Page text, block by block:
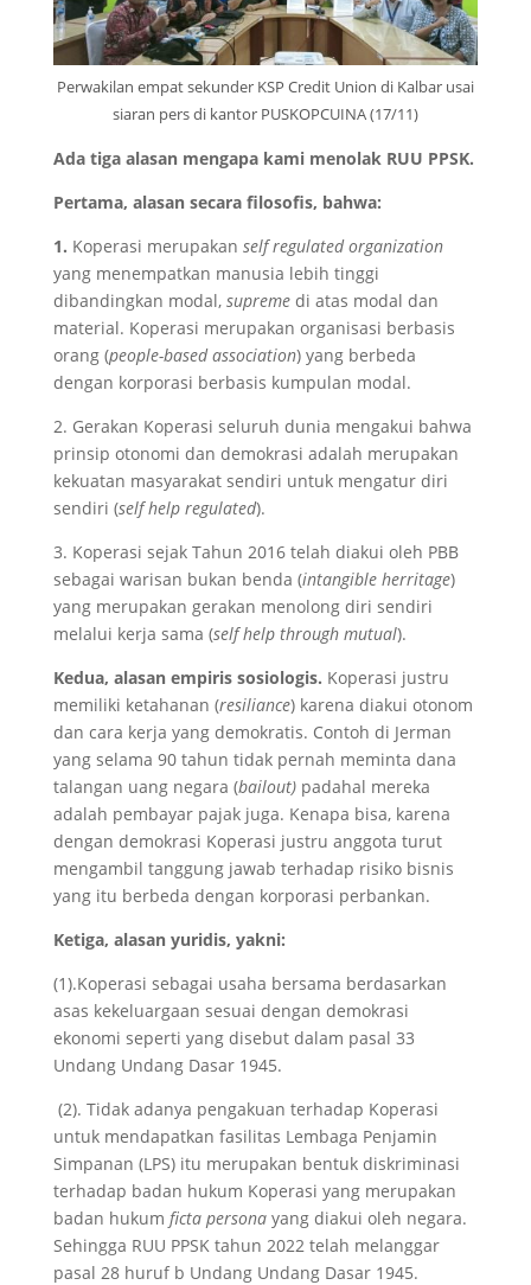
Perwakilan empat sekunder KSP Credit Union di Kalbar usai
siaran pers di kantor PUSKOPCUINA (17/11)
Ada tiga alasan mengapa kami menolak RUU PPSK.
Pertama, alasan secara filosofis, bahwa:
1. Koperasi merupakan self regulated organization
yang menempatkan manusia lebih tinggi
dibandingkan modal, supremedi atas modal dan
material. Koperasi merupakan organisasi berbasis
orang (people-based association) yang berbeda
dengan korporasi berbasis kumpulan modal.
2. Gerakan Koperasi seluruh dunia mengakui bahwa
prinsip otonomi dan demokrasi adalah merupakan
kekuatan masyarakat sendiri untuk mengatur diri
sendiri (self help regulated).
3. Koperasi sejak Tahun 2016 telah diakui oleh PBB
sebagai warisan bukan benda (intangible herritage)
yang merupakan gerakan menolong diri sendiri
melalui kerja sama (self help through mutual).
Kedua, alasan empiris sosiologis. Koperasi justru
memiliki ketahanan (resiliance) karena diakui otonom
dan cara kerja yang demokratis. Contoh di Jerman
yang selama 90 tahun tidak pernah meminta dana
talangan uang negara (bailout)padahal mereka
adalah pembayar pajak juga. Kenapa bisa, karena
dengan demokrasi Koperasi justru anggota turut
mengambil tanggung jawab terhadap risiko bisnis
yang itu berbeda dengan korporasi perbankan.
Ketiga, alasan yuridis, yakni:
(1).Koperasi sebagai usaha bersama berdasarkan
asas kekeluargaan sesuai dengan demokrasi
ekonomi seperti yang disebut dalam pasal 33
Undang Undang Dasar 1945.
(2). Tidak adanya pengakuan terhadap Koperasi
untuk mendapatkan fasilitas Lembaga Penjamin
Simpanan (LPS) itu merupakan bentuk diskriminasi
terhadap badan hukum Koperasi yang merupakan
badan hukum ficta personayang diakui oleh negara.
Sehingga RUU PPSK tahun 2022 telah melanggar
pasal 28 huruf b Undang Undang Dasar 1945.